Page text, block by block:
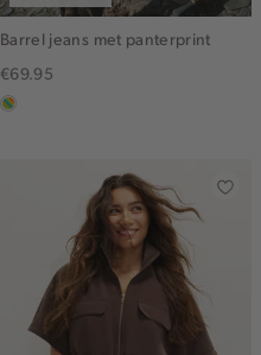
Barrel jeans met panterprint
€69.95
meerkleurig